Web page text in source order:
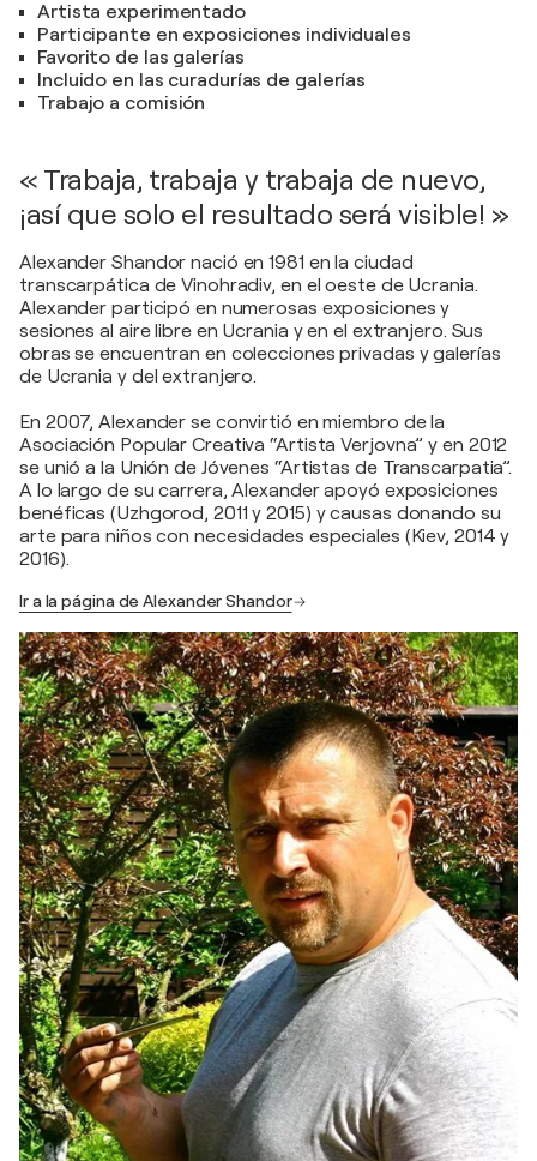
Artista experimentado
Participante en exposiciones individuales
Favorito de las galerías
Incluido en las curadurías de galerías
Trabajo a comisión
« Trabaja, trabaja y trabaja de nuevo,
¡así que solo el resultado será visible! »
Alexander Shandor nació en 1981 en la ciudad
transcarpática de Vinohradiv, en el oeste de Ucrania.
Alexander participó en numerosas exposiciones y
sesiones al aire libre en Ucrania y en el extranjero. Sus
obras se encuentran en colecciones privadas y galerías
de Ucrania y del extranjero.
En 2007, Alexander se convirtió en miembro de la
Asociación Popular Creativa “Artista Verjovna” y en 2012
se unió a la Unión de Jóvenes “Artistas de Transcarpatia”.
A lo largo de su carrera, Alexander apoyó exposiciones
benéficas (Uzhgorod, 2011 y 2015) y causas donando su
arte para niños con necesidades especiales (Kiev, 2014 y
2016).
Ir a la página de Alexander Shandor